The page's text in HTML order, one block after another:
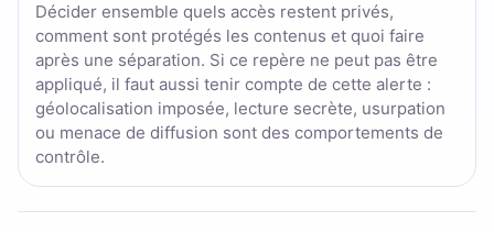
Décider ensemble quels accès restent privés,
comment sont protégés les contenus et quoi faire
après une séparation. Si ce repère ne peut pas être
appliqué, il faut aussi tenir compte de cette alerte :
géolocalisation imposée, lecture secrète, usurpation
ou menace de diffusion sont des comportements de
contrôle.